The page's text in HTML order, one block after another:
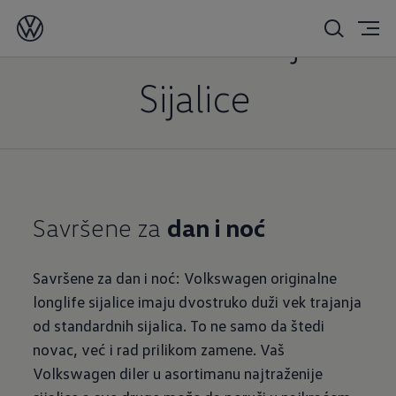
Sijalice
Savršene za dan i noć
Savršene za dan i noć: Volkswagen originalne
longlife sijalice imaju dvostruko duži vek trajanja
od standardnih sijalica. To ne samo da štedi
novac, već i rad prilikom zamene. Vaš
Volkswagen diler u asortimanu najtraženije